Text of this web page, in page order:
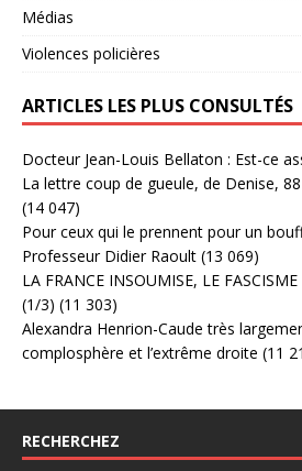
Médias
Violences policières
ARTICLES LES PLUS CONSULTÉS
Docteur Jean-Louis Bellaton : Est-ce
La lettre coup de gueule, de Denise,
(14 047)
Pour ceux qui le prennent pour un
Professeur Didier Raoult (13 069)
LA FRANCE INSOUMISE, LE
(1/3) (11 303)
Alexandra Henrion-Caude très
complosphère et l’extrême droite (11
RECHERCHEZ